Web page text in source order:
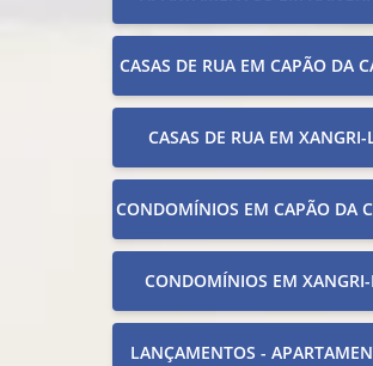
CASAS DE RUA EM CAPÃO DA
CASAS DE RUA EM XANGRI-
CONDOMÍNIOS EM CAPÃO DA
CONDOMÍNIOS EM
LANÇAMENTOS -